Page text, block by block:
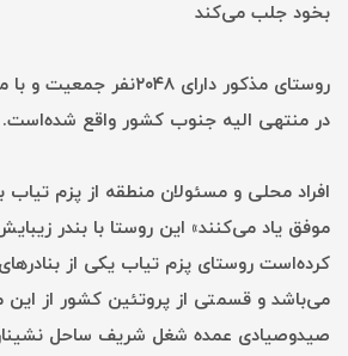
بخود جلب می‌کند
در منتهی الیه جنوب کشور واقع شده‌است.
افراد محلی و مسئولان منطقه از پزم تیاب
موفق یاد می‌کنند» این روستا با بندر
کرده‌است روستای پزم تیاب یکی از
می‌باشد و قسمتی از پروتئین کشور از
صیدوصیادی عمده شغل شریف ساحل